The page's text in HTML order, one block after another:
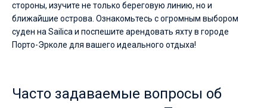
стороны, изучите не только береговую линию, но и
ближайшие острова. Ознакомьтесь с огромным выбором
суден на Sailica и поспешите арендовать яхту в городе
Порто-Эрколе для вашего идеального отдыха!
Часто задаваемые вопросы об